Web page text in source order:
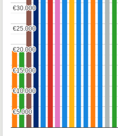
€5.000
€5.000
€10.000
€10.000
€15.000
€15.000
€20.000
€20.000
€25.000
€25.000
€30.000
€30.000